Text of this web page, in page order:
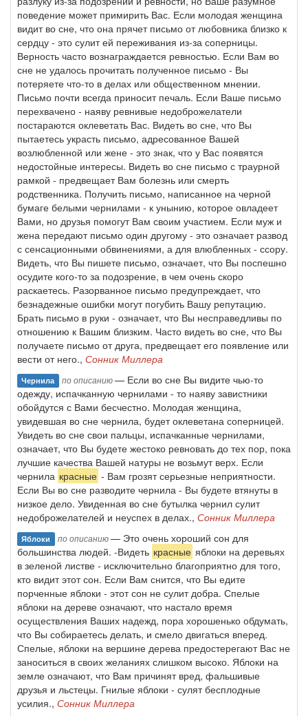
поведение может примирить Вас. Если молодая женщина
видит во сне, что она прячет письмо от любовника близко к
сердцу - это сулит ей переживания из-за соперницы.
Верность часто вознаграждается ревностью. Если Вам во
сне не удалось прочитать полученное письмо - Вы
потеряете что-то в делах или общественном мнении.
Письмо почти всегда приносит печаль. Если Ваше письмо
перехвачено - наяву ревнивые недоброжелатели
постараются оклеветать Вас. Видеть во сне, что Вы
пытаетесь украсть письмо, адресованное Вашей
возлюбленной или жене - это знак, что у Вас появятся
недостойные интересы. Видеть во сне письмо с траурной
рамкой - предвещает Вам болезнь или смерть
родственника. Получить письмо, написанное на черной
бумаге белыми чернилами - к унынию, которое овладеет
Вами, но друзья помогут Вам своим участием. Если муж и
жена передают письмо один другому - это означает развод
с сенсационными обвинениями, а для влюбленных - ссору.
Видеть, что Вы пишете письмо, означает, что Вы поспешно
осудите кого-то за подозрение, в чем очень скоро
раскаетесь. Разорванное письмо предупреждает, что
безнадежные ошибки могут погубить Вашу репутацию.
Брать письмо в руки - означает, что Вы несправедливы по
отношению к Вашим близким. Часто видеть во сне, что Вы
получаете письмо от друга, предвещает его появление или
вести от него., Сонник Миллера
Чернила по описанию— Если во сне Вы видите чью-то
одежду, испачканную чернилами - то наяву завистники
обойдутся с Вами бесчестно. Молодая женщина,
увидевшая во сне чернила, будет оклеветана соперницей.
Увидеть во сне свои пальцы, испачканные чернилами,
означает, что Вы будете жестоко ревновать до тех пор, пока
лучшие качества Вашей натуры не возьмут верх. Если
чернила красные - Вам грозят серьезные неприятности.
Если Вы во сне разводите чернила - Вы будете втянуты в
низкое дело. Увиденная во сне бутылка чернил сулит
недоброжелателей и неуспех в делах., Сонник Миллера
Яблоки по описанию— Это очень хороший сон для
большинства людей. -Видеть красные яблоки на деревьях
в зеленой листве - исключительно благоприятно для того,
кто видит этот сон. Если Вам снится, что Вы едите
порченные яблоки - этот сон не сулит добра. Спелые
яблоки на дереве означают, что настало время
осуществления Ваших надежд, пора хорошенько обдумать,
что Вы собираетесь делать, и смело двигаться вперед.
Спелые, яблоки на вершине дерева предостерегают Вас не
заноситься в своих желаниях слишком высоко. Яблоки на
земле означают, что Вам причинят вред, фальшивые
друзья и льстецы. Гнилые яблоки - сулят бесплодные
усилия., Сонник Миллера